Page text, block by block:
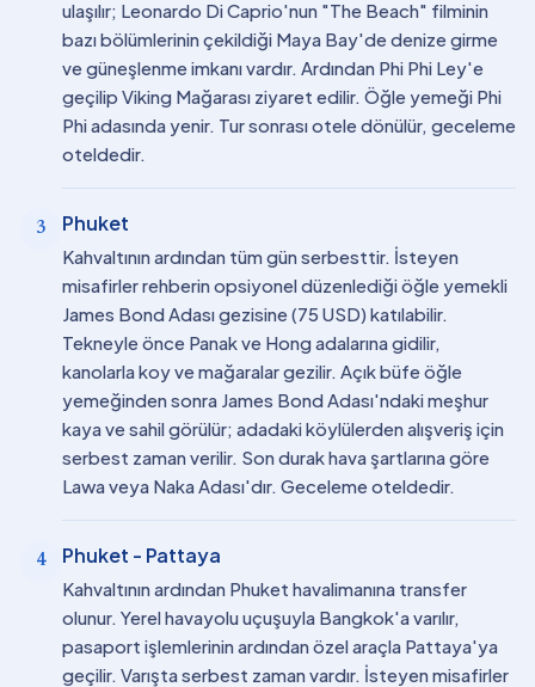
ulaşılır; Leonardo Di Caprio'nun "The Beach" filminin
bazı bölümlerinin çekildiği Maya Bay'de denize girme
ve güneşlenme imkanı vardır. Ardından Phi Phi Ley'e
geçilip Viking Mağarası ziyaret edilir. Öğle yemeği Phi
Phi adasında yenir. Tur sonrası otele dönülür, geceleme
oteldedir.
3 Phuket
Kahvaltının ardından tüm gün serbesttir. İsteyen
misafirler rehberin opsiyonel düzenlediği öğle yemekli
James Bond Adası gezisine (75 USD) katılabilir.
Tekneyle önce Panak ve Hong adalarına gidilir,
kanolarla koy ve mağaralar gezilir. Açık büfe öğle
yemeğinden sonra James Bond Adası'ndaki meşhur
kaya ve sahil görülür; adadaki köylülerden alışveriş için
serbest zaman verilir. Son durak hava şartlarına göre
Lawa veya Naka Adası'dır. Geceleme oteldedir.
4 Phuket - Pattaya
Kahvaltının ardından Phuket havalimanına transfer
olunur. Yerel havayolu uçuşuyla Bangkok'a varılır,
pasaport işlemlerinin ardından özel araçla Pattaya'ya
geçilir. Varışta serbest zaman vardır. İsteyen misafirler